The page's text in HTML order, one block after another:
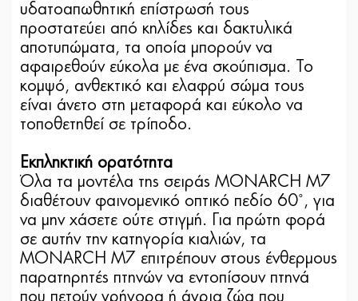
υδατοαπωθητική επίστρωσή τους
προστατεύει από κηλίδες και δακτυλικά
αποτυπώματα, τα οποία μπορούν να
αφαιρεθούν εύκολα με ένα σκούπισμα. Το
κομψό, ανθεκτικό και ελαφρύ σώμα τους
είναι άνετο στη μεταφορά και εύκολο να
τοποθετηθεί σε τρίποδο.
Εκπληκτική ορατότητα
Όλα τα μοντέλα της σειράς MONARCH M7
διαθέτουν φαινομενικό οπτικό πεδίο 60˚, για
να μην χάσετε ούτε στιγμή. Για πρώτη φορά
σε αυτήν την κατηγορία κιαλιών, τα
MONARCH M7 επιτρέπουν στους ένθερμους
παρατηρητές πτηνών να εντοπίσουν πτηνά
που πετούν γρήγορα ή άγρια ζώα που